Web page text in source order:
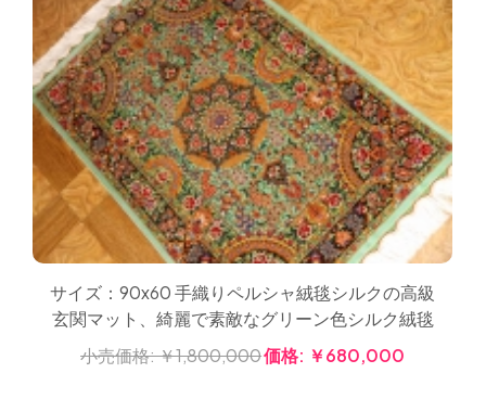
サイズ：90x60 手織りペルシャ絨毯シルクの高級
玄関マット、綺麗で素敵なグリーン色シルク絨毯
小売価格:￥1,800,000価格: ￥680,000